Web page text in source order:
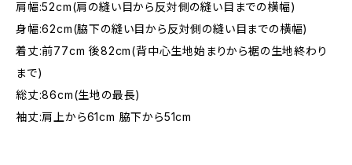
肩幅:52cm(肩の縫い目から反対側の縫い目までの横幅)
身幅:62cm(脇下の縫い目から反対側の縫い目までの横幅)
着丈:前77cm 後82cm(背中心生地始まりから裾の生地終わり
まで)
総丈:86cm(生地の最長)
袖丈:肩上から61cm 脇下から51cm